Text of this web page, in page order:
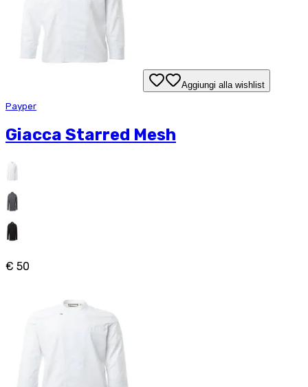
Aggiungi alla wishlist
Payper
Giacca Starred Mesh
€ 50